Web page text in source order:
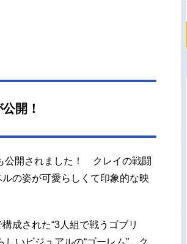
ーション制作：OLM製作：製
歌OP：「マイクロレボリュー
開！
公開されました！ クレイの戦闘
の姿が可愛らしくて印象的な映
成された“3人組で戦うゴブリ